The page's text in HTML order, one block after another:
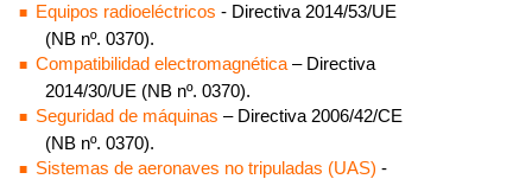
Equipos radioeléctricos - Directiva 2014/53/UE
(NB nº. 0370).
Compatibilidad electromagnética – Directiva
2014/30/UE (NB nº. 0370).
Seguridad de máquinas – Directiva 2006/42/CE
(NB nº. 0370).
Sistemas de aeronaves no tripuladas (UAS) -